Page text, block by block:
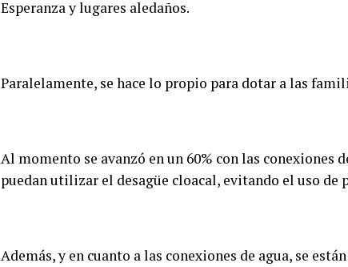
Esperanza y lugares aledaños.
Paralelamente, se hace lo propio para dotar a las
Al momento se avanzó en un 60% con las
puedan utilizar el desagüe cloacal, evitando el uso
Además, y en cuanto a las conexiones de agua, se